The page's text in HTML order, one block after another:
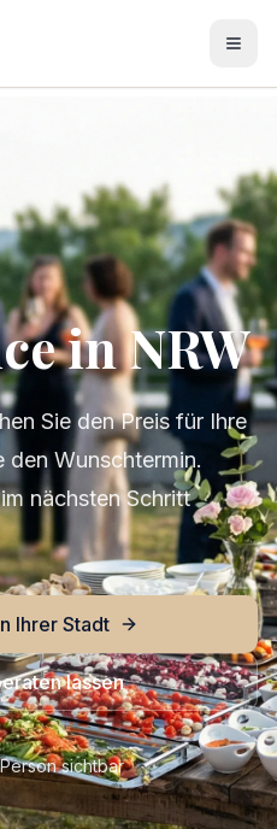
in NRW
Sie den Preis für Ihre
den Wunschtermin.
nächsten Schritt
Ihrer Stadt
lassen
sichtbar